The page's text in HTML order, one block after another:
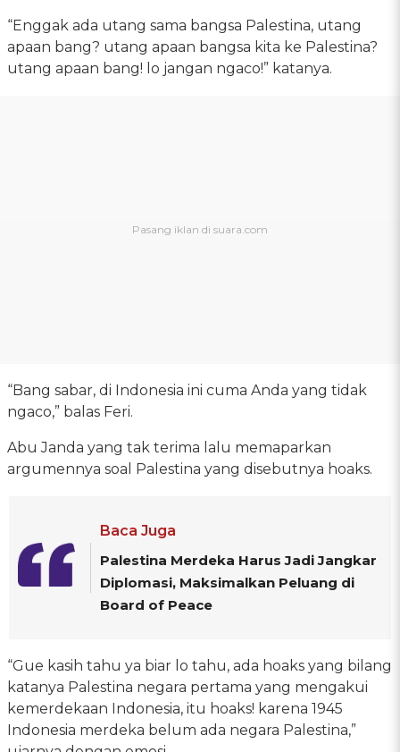
“Enggak ada utang sama bangsa Palestina, utang
apaan bang? utang apaan bangsa kita ke Palestina?
utang apaan bang! lo jangan ngaco!” katanya.
“Bang sabar, di Indonesia ini cuma Anda yang tidak
ngaco,” balas Feri.
Abu Janda yang tak terima lalu memaparkan
argumennya soal Palestina yang disebutnya hoaks.
Baca Juga
Palestina Merdeka Harus Jadi Jangkar
Diplomasi, Maksimalkan Peluang di
Board of Peace
“Gue kasih tahu ya biar lo tahu, ada hoaks yang bilang
katanya Palestina negara pertama yang mengakui
kemerdekaan Indonesia, itu hoaks! karena 1945
Indonesia merdeka belum ada negara Palestina,”